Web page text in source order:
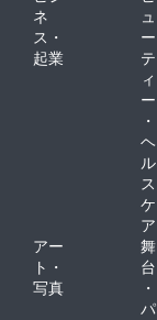
ネ
ス・
起業
ュ
ー
テ
ィ
ー
・
ヘ
ル
ス
ケ
ア
アー
ト・
写真
舞
台
・
パ